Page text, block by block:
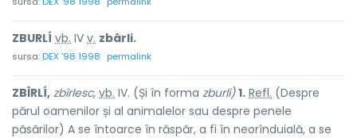
ZBURLÍ vb. IV v. zbârli.
sursa:DEX '98 1998 permalink
ZBÎRLÍ, zbîrlesc, vb. IV. (Și în forma zburli) 1. Refl. (Despre
părul oamenilor și al animalelor sau despre penele
păsărilor) A se întoarce în răspăr, a fi în neorînduială, a se